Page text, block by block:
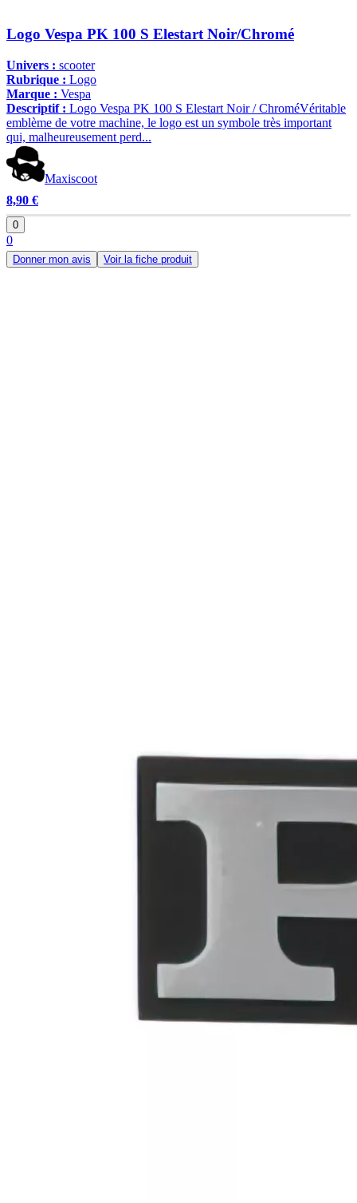
Logo Vespa PK 100 S Elestart Noir/Chromé
Univers : scooter
Rubrique : Logo
Marque : Vespa
Descriptif : Logo Vespa PK 100 S Elestart Noir / ChroméVéritable
emblème de votre machine, le logo est un symbole très important
qui, malheureusement perd...
Maxiscoot
8,90 €
0
0
Donner mon avis Voir la fiche produit